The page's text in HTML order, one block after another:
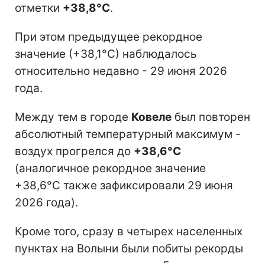
отметки +38,8°С.
При этом предыдущее рекордное
значение (+38,1°С) наблюдалось
относительно недавно - 29 июня 2026
года.
Между тем в городе Ковеле был повторен
абсолютный температурный максимум -
воздух прогрелся до +38,6°С
(аналогичное рекордное значение
+38,6°С также зафиксировали 29 июня
2026 года).
Кроме того, сразу в четырех населенных
пунктах на Волыни были побиты рекорды